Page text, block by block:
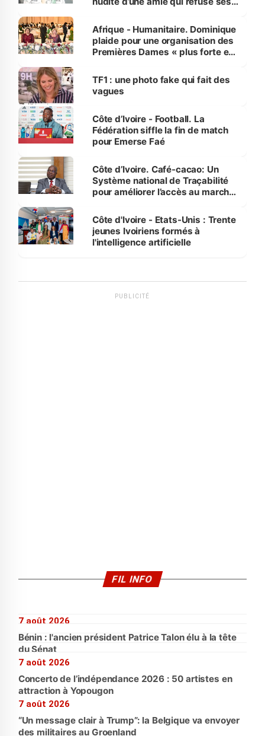
Afrique - Humanitaire. Dominique
plaide pour une organisation des
Premières Dames « plus forte et
sur la scène internationale »
TF1 : une photo fake qui fait des
vagues
Côte d’Ivoire - Football. La
Fédération siffle la fin de match
pour Emerse Faé
Côte d’Ivoire. Café-cacao: Un
Système national de Traçabilité
pour améliorer l’accès au marché
Côte d'Ivoire - Etats-Unis : Trente
jeunes Ivoiriens formés à
l'intelligence artificielle
PUBLICITÉ
FIL INFO
7 août 2026
Bénin : l'ancien président Patrice Talon élu à la tête
du Sénat
7 août 2026
Concerto de l’indépendance 2026 : 50 artistes en
attraction à Yopougon
7 août 2026
“Un message clair à Trump”: la Belgique va envoyer
des militaires au Groenland